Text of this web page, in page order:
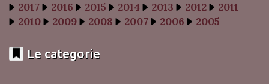
2017
2016 2015 2014 2013 2012
2011
2010
2009 2008 2007 2006 2005
Le categorie